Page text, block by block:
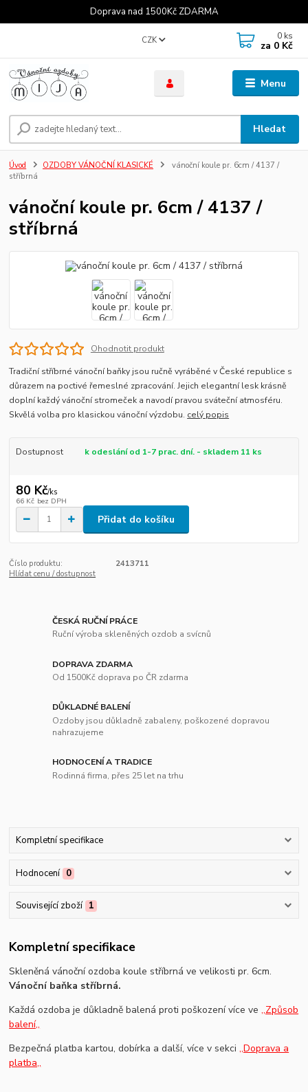
Doprava nad 1500Kč ZDARMA
Menu
CZK
Hledat
0 ks
za 0 Kč
Úvod OZDOBY VÁNOČNÍ KLASICKÉ
vánoční koule pr. 6cm / 4137 /
stříbrná
vánoční koule pr. 6cm / 4137 /
stříbrná
Ohodnotit produkt
Tradiční stříbrné vánoční baňky jsou ručně vyráběné v České republice s
důrazem na poctivé řemeslné zpracování. Jejich elegantní lesk krásně
doplní každý vánoční stromeček a navodí pravou sváteční atmosféru.
Skvělá volba pro klasickou vánoční výzdobu. celý popis
Dostupnost k odeslání od 1-7 prac. dní. - skladem 11 ks
80 Kč/ks
66 Kč bez DPH
Přidat do košíku
Číslo produktu:
2413711
Hlídat cenu / dostupnost
ČESKÁ RUČNÍ PRÁCE
Ruční výroba skleněných ozdob a svícnů
DOPRAVA ZDARMA
Od 1500Kč doprava po ČR zdarma
DŮKLADNÉ BALENÍ
Ozdoby jsou důkladně zabaleny, poškozené dopravou
nahrazujeme
HODNOCENÍ A TRADICE
Rodinná firma, přes 25 let na trhu
Kompletní specifikace
Hodnocení 0
Související zboží 1
Kompletní specifikace
Skleněná vánoční ozdoba koule stříbrná ve velikosti pr. 6cm.
Vánoční baňka stříbrná.
Každá ozdoba je důkladně balená proti poškození více ve,,Způsob
balení,,
Bezpečná platba kartou, dobírka a další, více v sekci,,Doprava a
platba,,